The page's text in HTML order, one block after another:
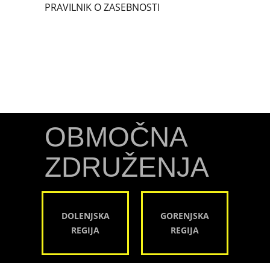
PRAVILNIK O ZASEBNOSTI
OBMOČNA
ZDRUŽENJA
DOLENJSKA
REGIJA
GORENJSKA
REGIJA